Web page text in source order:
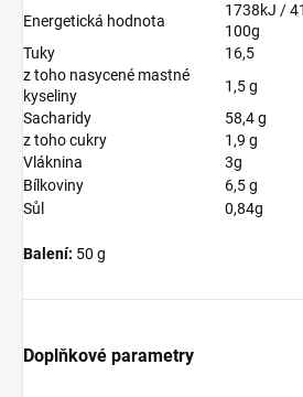
Energetická hodnota
1738kJ /
100g
Tuky
16,5
z toho nasycené mastné
kyseliny
1,5 g
Sacharidy
58,4 g
z toho cukry
1,9 g
Vláknina
3g
Bílkoviny
6,5 g
Sůl
0,84g
Balení: 50 g
Doplňkové parametry